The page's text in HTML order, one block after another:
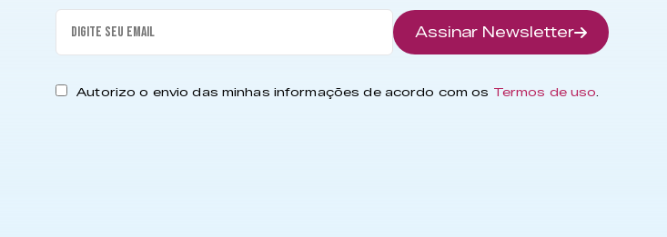
Assinar Newsletter
Autorizo o envio das minhas informações de acordo com os Termos de uso